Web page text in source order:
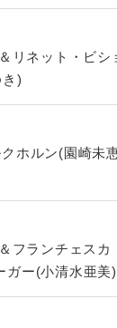
ネット・ビシ
)
ホルン(園崎未
フランチェスカ
ガー(小清水亜美)